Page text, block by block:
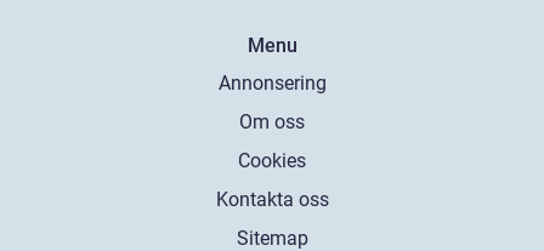
Menu
Annonsering
Om oss
Cookies
Kontakta oss
Sitemap